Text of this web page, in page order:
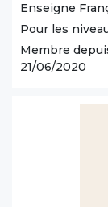
Enseigne
Pour les
Membre
21/06/2020